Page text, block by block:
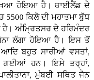
ਹੋਇਆ ਹੈ। ਥਾਈਲੈਂਡ ਦੇ
5500 ਕਿਲੋ ਦੀ ਮਹਾਤਮਾ ਬੁੱਧ
ਹੈ। ਅੰਮ੍ਰਿਤਸਰ ਦੇ ਹਰਿਮੰਦਰ
ਲੱਗਾ ਹੋਇਆ ਹੈ। ਇਸ ਤੋਂ
ਬਹੁਤ ਸਾਰੀਆਂ ਵਸਤਾਂ,
ਗਈਆਂ ਹਨ। ਇਸੇ ਤਰ੍ਹਾਂ,
ਮੁੰਬਈ ਸਥਿਤ ਜੈਨ